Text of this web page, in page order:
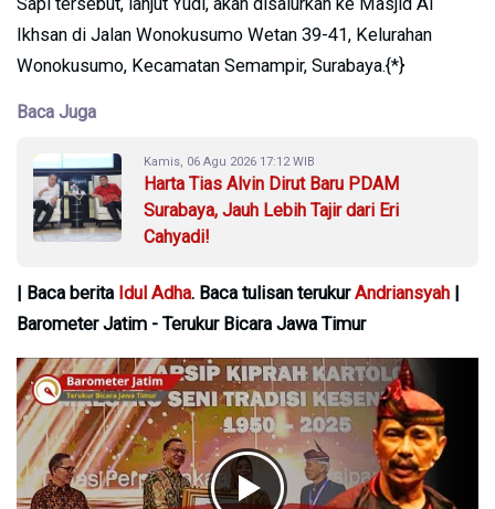
Sapi tersebut, lanjut Yudi, akan disalurkan ke Masjid Al
Ikhsan di Jalan Wonokusumo Wetan 39-41, Kelurahan
Wonokusumo, Kecamatan Semampir, Surabaya.{*}
Baca Juga
Kamis, 06 Agu 2026 17:12 WIB
Harta Tias Alvin Dirut Baru PDAM
Surabaya, Jauh Lebih Tajir dari Eri
Cahyadi!
| Baca berita Idul Adha. Baca tulisan terukurAndriansyah
Barometer Jatim - Terukur Bicara Jawa Timur